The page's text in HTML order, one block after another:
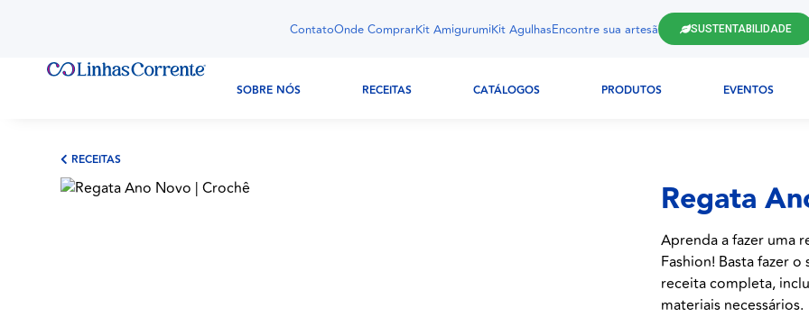
ContatoOnde ComprarKit AmigurumiKit AgulhasEncontre sua artesã SUSTENTABILIDADE
SOBRE NÓS RECEITAS CATÁLOGOS PRODUTOS EVENTOS
RECEITAS
Regata
Aprenda a fazer uma
Fashion! Basta fazer
receita completa,
materiais necessários.